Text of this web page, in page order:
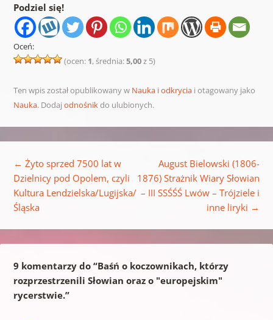
Podziel się!
Oceń:
(ocen: 1, średnia:5,00z 5)
Ten wpis został opublikowany w Nauka i odkryciai otagowany jako
Nauka. Dodaj odnośnikdo ulubionych.
← Żyto sprzed 7500 lat w
Dzielnicy pod Opolem, czyli
Kultura Lendzielska/Lugijska/
Śląska
August Bielowski (1806-
1876) Strażnik Wiary Słowian
– III SSŚŚŚ Lwów – Trójziele i
inne liryki →
9 komentarzy do “Baśń o koczownikach, którzy
rozprzestrzenili Słowian oraz o "europejskim"
rycerstwie.”